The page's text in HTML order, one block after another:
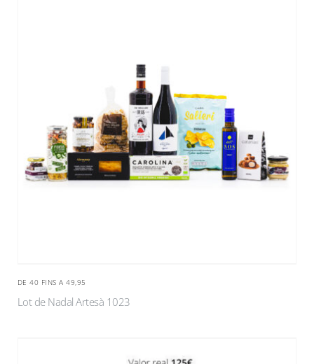
DE 40 FINS A 49,95
Lot de Nadal Artesà 1023